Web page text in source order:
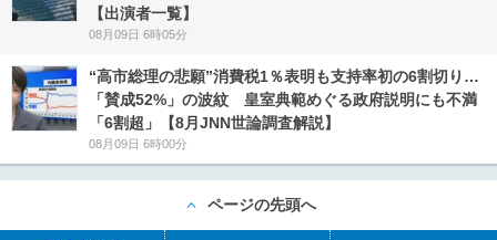
【出演者一覧】
08月09日 6時05分
“高市総理の悲願”消費税1％表明も支持率初の6割切り…
「賛成52%」の波紋 皇室典範めぐる政府説明にも不満
「6割超」【8月JNN世論調査解説】
08月09日 6時00分
ページの先頭へ